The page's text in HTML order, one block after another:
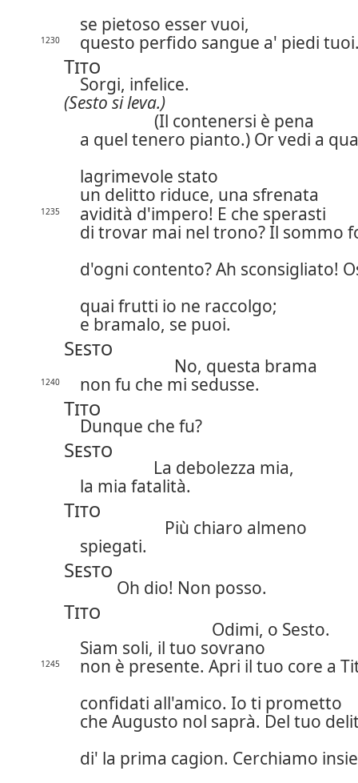
se pietoso esser vuoi,
1230 questo perfido sangue a' piedi
Tito
Sorgi, infelice.
(Sesto si leva.)
(Il contenersi è pena
a quel tenero pianto.) Or vedi a
lagrimevole stato
un delitto riduce, una sfrenata
1235
avidità d'impero! E che sperasti
di trovar mai nel trono? Il sommo
d'ogni contento? Ah sconsigliato!
quai frutti io ne raccolgo;
e bramalo, se puoi.
Sesto
No, questa brama
1240 non fu che mi sedusse.
Tito
Dunque che fu?
Sesto
La debolezza mia,
la mia fatalità.
Tito
Più chiaro almeno
spiegati.
Sesto
Oh dio! Non posso.
Tito
Odimi, o Sesto.
Siam soli, il tuo sovrano
1245
non è presente. Apri il tuo core a
confidati all'amico. Io ti prometto
che Augusto nol saprà. Del tuo
di' la prima cagion. Cerchiamo